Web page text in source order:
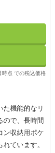
点 での税込価格
た機能的なリ
ので、長時間
ン収納用ポケ
ています。